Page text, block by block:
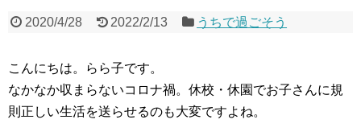
2020/4/28 2022/2/13 うちで過ごそう
こんにちは。らら子です。
なかなか収まらないコロナ禍。休校・休園でお子さんに規
則正しい生活を送らせるのも大変ですよね。